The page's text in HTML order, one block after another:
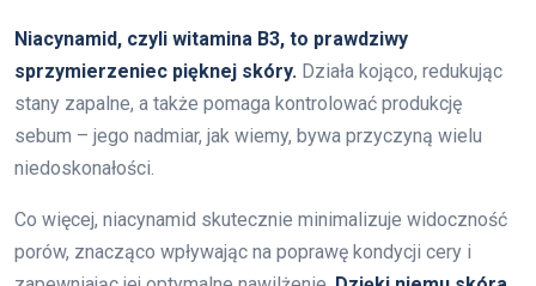
Niacynamid, czyli witamina B3, to prawdziwy
sprzymierzeniec pięknej skóry. Działa kojąco, redukując
stany zapalne, a także pomaga kontrolować produkcję
sebum – jego nadmiar, jak wiemy, bywa przyczyną wielu
niedoskonałości.
Co więcej, niacynamid skutecznie minimalizuje widoczność
porów, znacząco wpływając na poprawę kondycji cery i